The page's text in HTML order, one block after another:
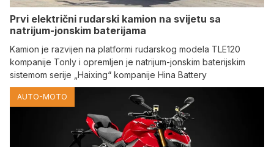
Prvi električni rudarski kamion na svijetu sa
natrijum-jonskim baterijama
Kamion je razvijen na platformi rudarskog modela TLE120
kompanije Tonly i opremljen je natrijum-jonskim baterijskim
sistemom serije „Haixing“ kompanije Hina Battery
AUTO-MOTO